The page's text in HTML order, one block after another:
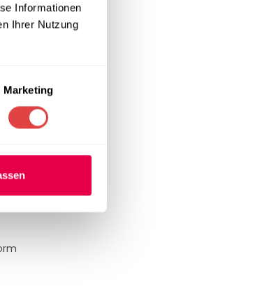
Informationen
Ihrer Nutzung
Marketing